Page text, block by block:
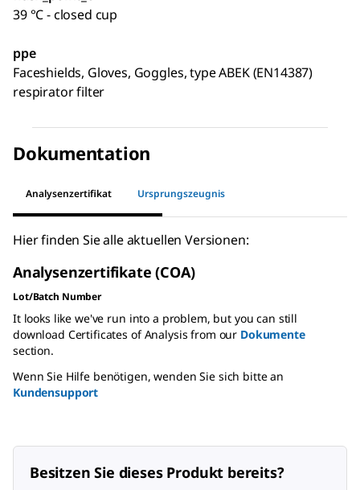
39 °C - closed cup
ppe
Faceshields, Gloves, Goggles, type ABEK (EN14387)
respirator filter
Dokumentation
Analysenzertifikat Ursprungszeugnis
Hier finden Sie alle aktuellen Versionen:
Analysenzertifikate (COA)
Lot/Batch Number
It looks like we've run into a problem, but you can still
download Certificates of Analysis from our Dokumente
section.
Wenn Sie Hilfe benötigen, wenden Sie sich bitte an
Kundensupport
Besitzen Sie dieses Produkt bereits?